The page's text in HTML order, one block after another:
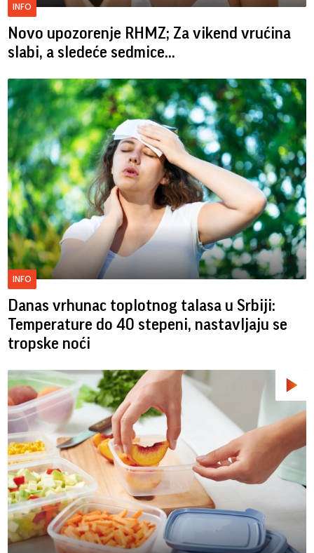
INFO
Novo upozorenje RHMZ; Za vikend vrućina
slabi, a sledeće sedmice...
INFO
Danas vrhunac toplotnog talasa u Srbiji:
Temperature do 40 stepeni, nastavljaju se
tropske noći